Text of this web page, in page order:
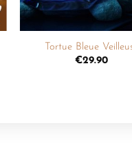
Tortue Bleue
€29.90